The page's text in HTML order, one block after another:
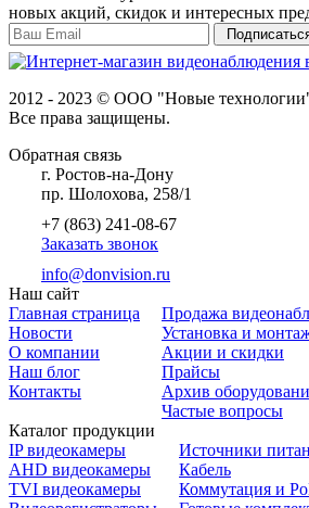
новых акций, скидок и интересных
2012 - 2023 © ООО "Новые
Все права защищены.
Обратная связь
г. Ростов-на-Дону
пр. Шолохова, 258/1
+7 (863) 241-08-67
Заказать звонок
info@donvision.ru
Наш сайт
Главная страница
Новости
О компании
Наш блог
Контакты
Продажа
Установка и
Акции и скидки
Прайсы
Архив
Частые вопросы
Каталог продукции
IP видеокамеры
AHD видеокамеры
TVI видеокамеры
Источники
Кабель
Коммутация и